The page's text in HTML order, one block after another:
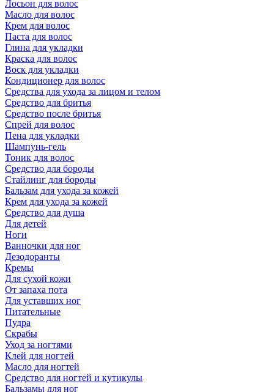
Лосьон для волос
Масло для волос
Крем для волос
Паста для волос
Глина для укладки
Краска для волос
Воск для укладки
Кондиционер для волос
Средства для ухода за лицом и телом
Средство для бритья
Средство после бритья
Спрей для волос
Пена для укладки
Шампунь-гель
Тоник для волос
Средство для бороды
Стайлинг для бороды
Бальзам для ухода за кожей
Крем для ухода за кожей
Средство для душа
Для детей
Ноги
Ванночки для ног
Дезодоранты
Кремы
Для сухой кожи
От запаха пота
Для уставших ног
Питательные
Пудра
Скрабы
Уход за ногтями
Клей для ногтей
Масло для ногтей
Средство для ногтей и кутикулы
Бальзамы для ног